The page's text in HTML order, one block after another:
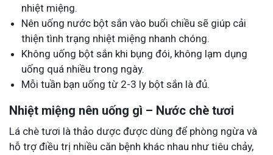
nhiệt miệng.
Nên uống nước bột sắn vào buổi chiều sẽ giúp cải
thiện tình trạng nhiệt miệng nhanh chóng.
Không uống bột sắn khi bụng đói, không lạm dụng
uống quá nhiều trong ngày.
Mỗi tuần bạn uống từ 2-3 ly bột sắn là đủ.
Nhiệt miệng nên uống gì – Nước chè tươi
Lá chè tươi là thảo dược được dùng để phòng ngừa và
hỗ trợ điều trị nhiều căn bệnh khác nhau như tiêu chảy,